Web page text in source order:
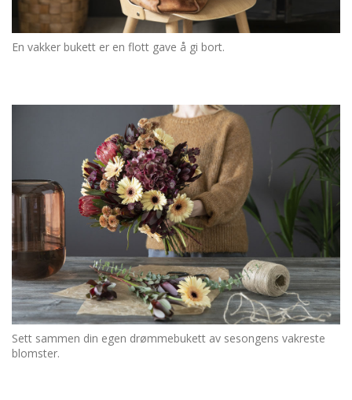
En vakker bukett er en flott gave å gi bort.
Sett sammen din egen drømmebukett av sesongens vakreste
blomster.